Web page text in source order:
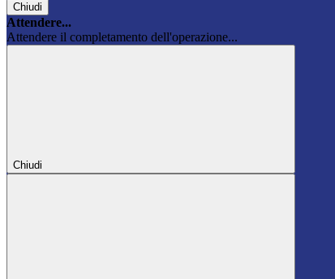
Chiudi
Attendere...
Attendere il completamento dell'operazione...
Chiudi